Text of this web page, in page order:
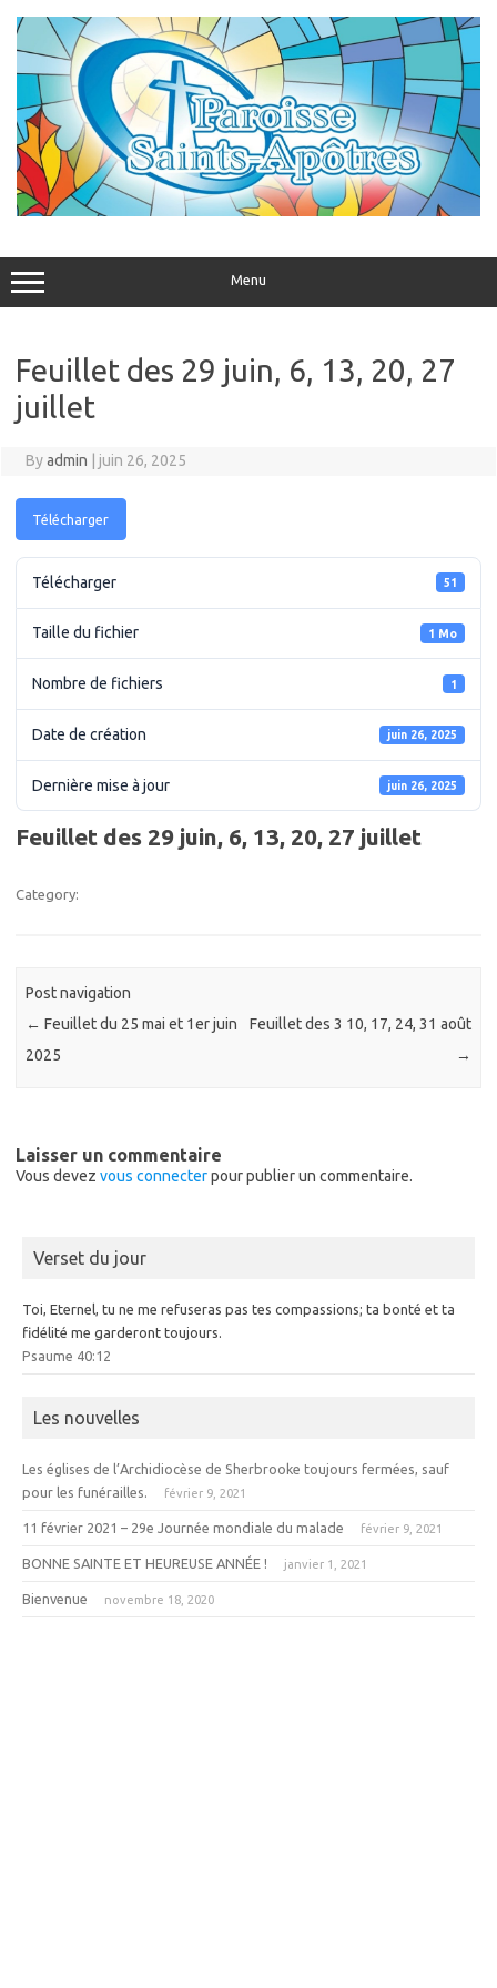
content
Menu
Feuillet des 29 juin, 6, 13, 20, 27
juillet
Byadmin juin 26, 2025
Télécharger
Télécharger 51
Taille du fichier 1 Mo
Nombre de fichiers 1
Date de création juin 26, 2025
Dernière mise à jour juin 26, 2025
Feuillet des 29 juin, 6, 13, 20, 27 juillet
Category:
Post navigation
← Feuillet du 25 mai et 1er juin
2025
Feuillet des 3 10, 17, 24, 31 août
→
Laisser un commentaire
Vous devez vous connecterpour publier un commentaire.
Verset du jour
Toi, Eternel, tu ne me refuseras pas tes compassions; ta bonté et ta
fidélité me garderont toujours.
Psaume 40:12
Les nouvelles
Les églises de l’Archidiocèse de Sherbrooke toujours fermées, sauf
pour les funérailles.
février 9, 2021
11 février 2021 – 29e Journée mondiale du malade février 9, 2021
BONNE SAINTE ET HEUREUSE ANNÉE ! janvier 1, 2021
Bienvenue novembre 18, 2020